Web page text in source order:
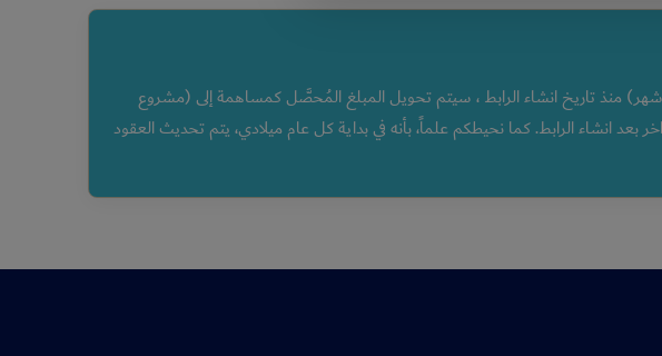
منذ تاريخ انشاء الرابط ، سيتم تحويل المبلغ المُحصَّل كمساهمة إلى (مشروع
انشاء الرابط. كما نحيطكم علماً، بأنه في بداية كل عام ميلادي، يتم تحديث العقود